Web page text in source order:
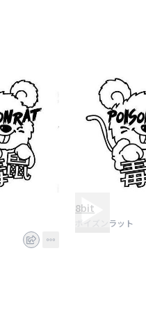
8bit
ポイズンラット